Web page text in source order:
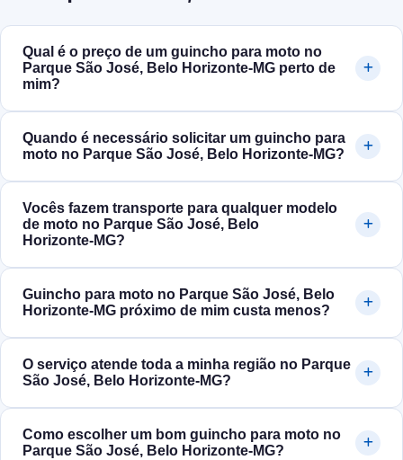
Qual é o preço de um guincho para moto no
Parque São José, Belo Horizonte‑MG perto de
mim?
Quando é necessário solicitar um guincho para
moto no Parque São José, Belo Horizonte‑MG?
Vocês fazem transporte para qualquer modelo
de moto no Parque São José, Belo
Horizonte‑MG?
Guincho para moto no Parque São José, Belo
Horizonte‑MG próximo de mim custa menos?
O serviço atende toda a minha região no Parque
São José, Belo Horizonte‑MG?
Como escolher um bom guincho para moto no
Parque São José, Belo Horizonte‑MG?